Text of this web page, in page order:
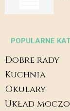
POPULARNE
Dobre rady
Kuchnia
Okulary
Układ